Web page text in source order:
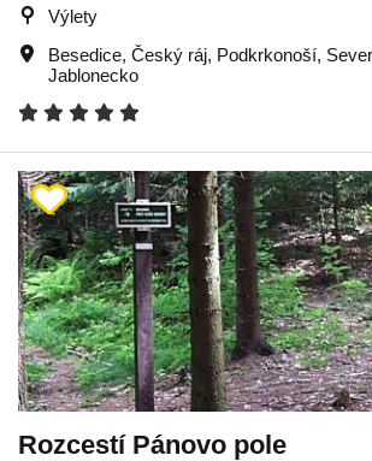
Výlety
Besedice, Český ráj, Podkrkonoší,
Jablonecko
Rozcestí Pánovo pole